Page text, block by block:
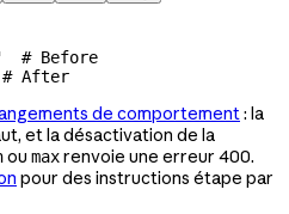
  # Before
After
de comportement: la
et la désactivation de la
ou maxrenvoie une erreur 400.
pour des instructions étape par